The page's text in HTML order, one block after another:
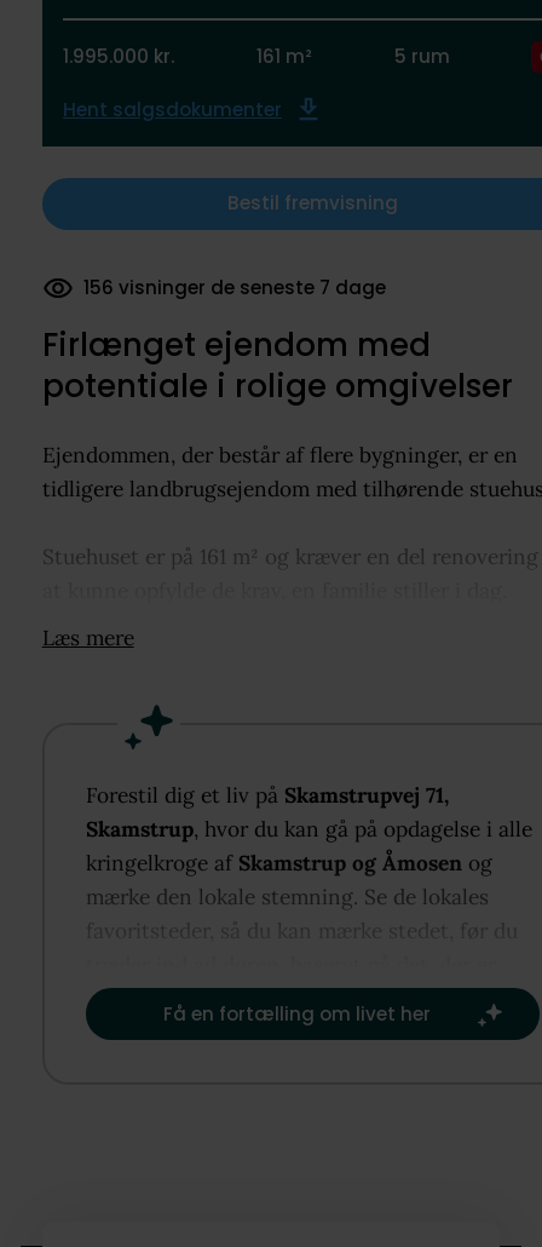
1.995.000 kr. 161 m² 5 rum
Hent salgsdokumenter
Bestil fremvisning
156 visninger de seneste 7 dage
42 dokumenter downloadet
Firlænget ejendom med
potentiale i rolige omgivelser
Ejendommen, der består af flere bygninger, er en
tidligere landbrugsejendom med tilhørende
Stuehuset er på 161 m² og kræver en del
Herudover forefindes driftsbygninger på i alt 310
betegnes som en lidt slidt stand og køber må
at der skal ske en væsentlig renovering af
Området støtter op om en rolig hverdag med både
Skamstrup og Mørkøv i nærheden, hvor du finder
indkøbsmuligheder. Togforbindelser mod Holbæk
København giver nem adgang til større byer.
Læs mere
Forestil dig et liv på Skamstrupvej 71,
Skamstrup, hvor du kan gå på opdagelse i alle
kringelkroge af Skamstrup og Åmosen og
mærke den lokale stemning. Se de lokales
favoritsteder, så du kan mærke stedet, før du
vigtigst for dig.​
Få en fortælling om livet her